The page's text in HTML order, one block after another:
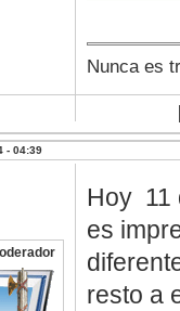
Nunca es
- 04:39
Hoy 11
es
resto a